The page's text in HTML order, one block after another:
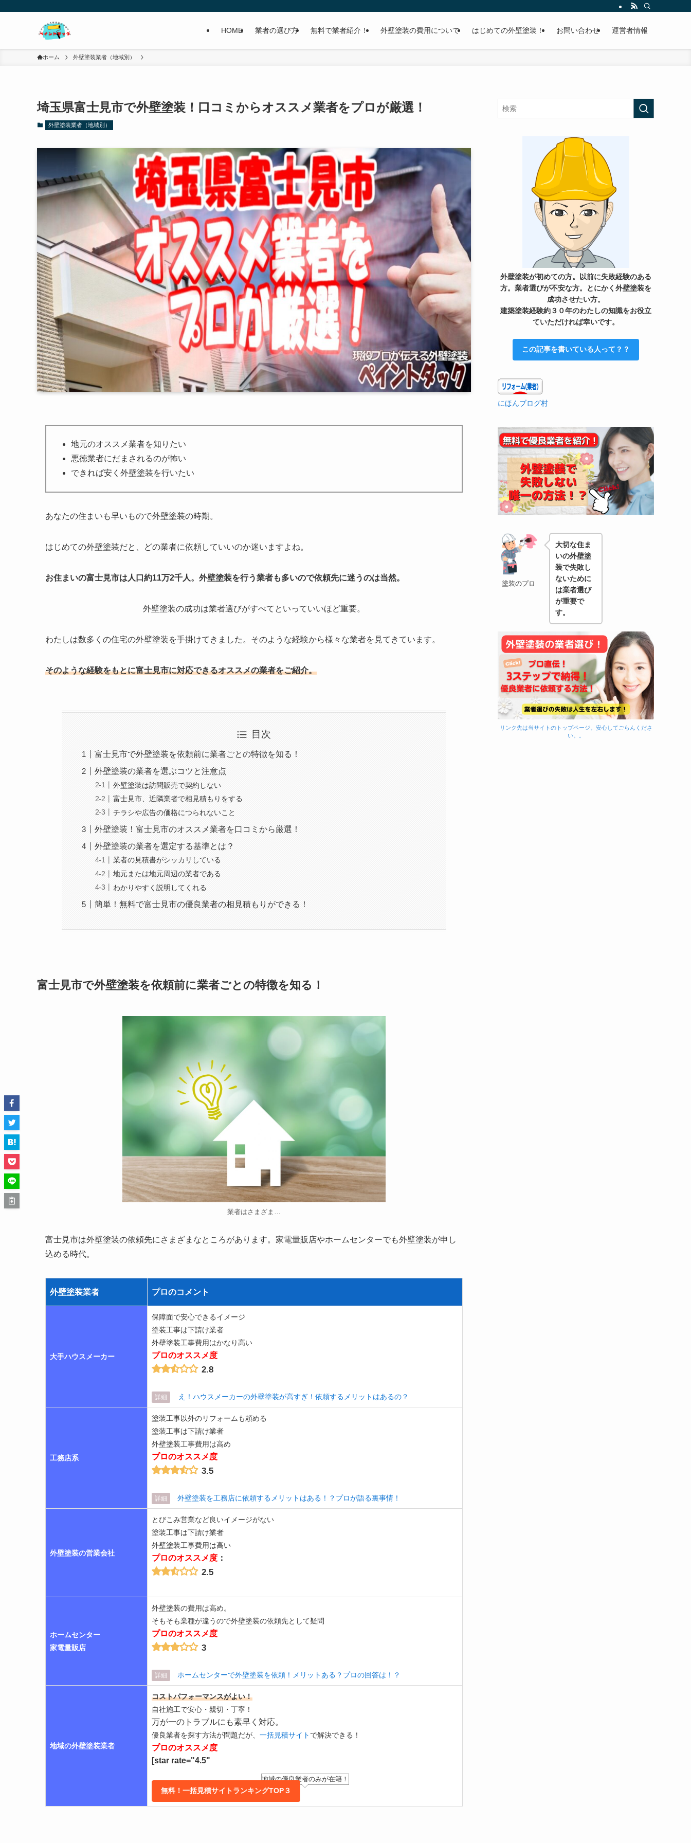
HOME 業者の選び方 無料で業者紹介！ 外壁塗装の費用について はじめての外壁塗装！ お問い合わせ 運営者情報
ホーム 外壁塗装業者（地域別）
埼玉県富士見市で外壁塗装！口コミからオススメ業者をプロが厳選！
外壁塗装業者（地域別）
地元のオススメ業者を知りたい
悪徳業者にだまされるのが怖い
できれば安く外壁塗装を行いたい
あなたの住まいも早いもので外壁塗装の時期。
はじめての外壁塗装だと、どの業者に依頼していいのか迷いますよね。
お住まいの富士見市は人口約11万2千人。外壁塗装を行う業者も多いので依頼先に迷うのは当然。
外壁塗装の成功は業者選びがすべてといっていいほど重要。
わたしは数多くの住宅の外壁塗装を手掛けてきました。そのような経験から様々な業者を見てきています。
そのような経験をもとに富士見市に対応できるオススメの業者をご紹介。
目次
富士見市で外壁塗装を依頼前に業者ごとの特徴を知る！
外壁塗装の業者を選ぶコツと注意点
外壁塗装は訪問販売で契約しない
富士見市、近隣業者で相見積もりをする
チラシや広告の価格につられないこと
外壁塗装！富士見市のオススメ業者を口コミから厳選！
外壁塗装の業者を選定する基準とは？
業者の見積書がシッカリしている
地元または地元周辺の業者である
わかりやすく説明してくれる
簡単！無料で富士見市の優良業者の相見積もりができる！
富士見市で外壁塗装を依頼前に業者ごとの特徴を知る！
業者はさまざま…
富士見市は外壁塗装の依頼先にさまざまなところがあります。家電量販店やホームセンターでも外壁塗装が申し
込める時代。
外壁塗装業者 プロのコメント
大手ハウスメーカー
保障面で安心できるイメージ
塗装工事は下請け業者
外壁塗装工事費用はかなり高い
プロのオススメ度
2.8
詳細 え！ハウスメーカーの外壁塗装が高すぎ！依頼するメリットはあるの？
工務店系
塗装工事以外のリフォームも頼める
塗装工事は下請け業者
外壁塗装工事費用は高め
プロのオススメ度
3.5
詳細 外壁塗装を工務店に依頼するメリットはある！？プロが語る裏事情！
外壁塗装の営業会社
とびこみ営業など良いイメージがない
塗装工事は下請け業者
外壁塗装工事費用は高い
プロのオススメ度 ：
2.5
ホームセンター
家電量販店
外壁塗装の費用は高め。
そもそも業種が違うので外壁塗装の依頼先として疑問
プロのオススメ度
3
詳細 ホームセンターで外壁塗装を依頼！メリットある？プロの回答は！？
地域の外壁塗装業者
コストパフォーマンスがよい！
自社施工で安心・親切・丁寧！
万が一のトラブルにも素早く対応。
優良業者を探す方法が問題だが、 一括見積サイト で解決できる！
プロのオススメ度
[star rate="4.5"
地域の優良業者のみが在籍！
無料！一括見積サイトランキングTOP３
外壁塗装が初めての方。以前に失敗経験のある
方。業者選びが不安な方。とにかく外壁塗装を
成功させたい方。
建築塗装経験約３０年のわたしの知識をお役立
ていただければ幸いです。
この記事を書いている人って？？
にほんブログ村
塗装のプロ
大切な住ま
いの外壁塗
装で失敗し
ないために
は業者選び
が重要で
す。
リンク先は当サイトのトップページ。安心してごらんくださ
い。。